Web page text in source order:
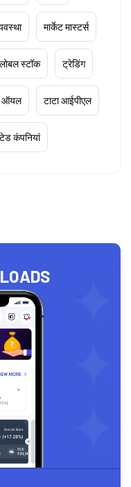
मार्केट मास्टर्स
स्टॉक ट्रेडिंग
टाटा आईपीएल
कंपनियां